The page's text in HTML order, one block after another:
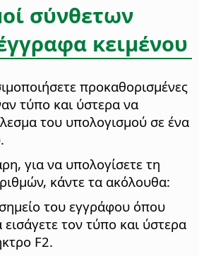
σύνθετων
κειμένου
προκαθορισμένες
τύπο και ύστερα να
του υπολογισμού σε ένα
για να υπολογίσετε τη
κάντε τα ακόλουθα:
του εγγράφου όπου
εισάγετε τον τύπο και ύστερα
F2.